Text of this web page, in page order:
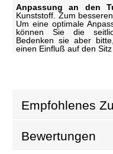
Anpassung an den
Kunststoff. Zum
Um eine optimale
können Sie die
Bedenken sie aber
einen Einfluß auf den
Empfohlenes
Bewertungen